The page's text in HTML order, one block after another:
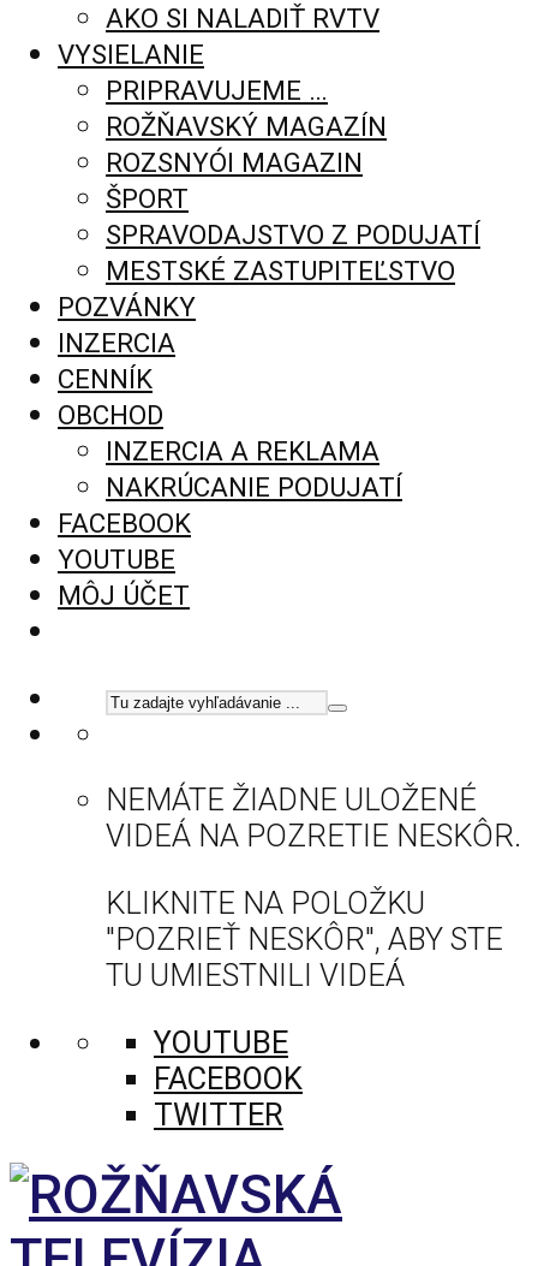
AKO SI NALADIŤ RVTV
VYSIELANIE
PRIPRAVUJEME …
ROŽŇAVSKÝ MAGAZÍN
ROZSNYÓI MAGAZIN
ŠPORT
SPRAVODAJSTVO Z PODUJATÍ
MESTSKÉ ZASTUPITEĽSTVO
POZVÁNKY
INZERCIA
CENNÍK
OBCHOD
INZERCIA A REKLAMA
NAKRÚCANIE PODUJATÍ
FACEBOOK
YOUTUBE
MÔJ ÚČET
NEMÁTE ŽIADNE ULOŽENÉ
VIDEÁ NA POZRETIE NESKÔR.
KLIKNITE NA POLOŽKU
"POZRIEŤ NESKÔR", ABY STE
TU UMIESTNILI VIDEÁ
YOUTUBE
FACEBOOK
TWITTER